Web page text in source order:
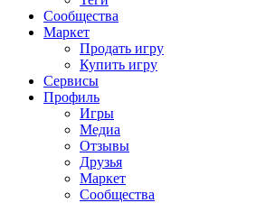
Сообщества
Маркет
Продать игру
Купить игру
Сервисы
Профиль
Игры
Медиа
Отзывы
Друзья
Маркет
Сообщества